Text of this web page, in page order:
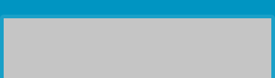
Communication Point